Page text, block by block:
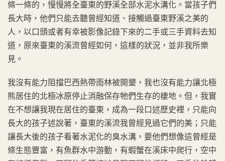
條一條的，慢慢將全臺東的野溪全部水泥水溝化。當孩子們
長大時，他們只能去聽曾經知道、接觸過臺東野溪之美的
人，以口頭或者有幸被影像記錄下來的二手或三手資料去知
道，原來臺東的溪流曾經如何，這樣的狀況，並非我所樂
見。
我沒有能力阻擋巴西熱帶雨林被開墾，我也沒有能力讓北極
熊居住的北極冰原停止消融保存牠們生存的棲地。但，我實
在不想讓我現在居住的臺東，成為一段口述歷史裡，只能向
長大的孩子述說著，臺東的溪流我曾經見過它們的美；只能
讓長大後的孩子看著水泥化的臭水溝，要他們想像這曾經是
條生態豐富，有魚群水中游動，有蝦蟹在溪床中爬行，空中